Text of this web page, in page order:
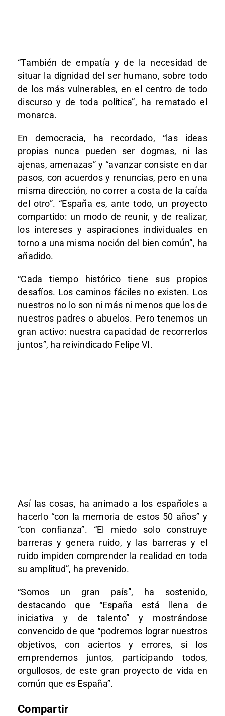
“También de empatía y de la necesidad de
situar la dignidad del ser humano, sobre todo
de los más vulnerables, en el centro de todo
discurso y de toda política”, ha rematado el
monarca.
En democracia, ha recordado, “las ideas
propias nunca pueden ser dogmas, ni las
ajenas, amenazas” y “avanzar consiste en dar
pasos, con acuerdos y renuncias, pero en una
misma dirección, no correr a costa de la caída
del otro”. “España es, ante todo, un proyecto
compartido: un modo de reunir, y de realizar,
los intereses y aspiraciones individuales en
torno a una misma noción del bien común”, ha
añadido.
“Cada tiempo histórico tiene sus propios
desafíos. Los caminos fáciles no existen. Los
nuestros no lo son ni más ni menos que los de
nuestros padres o abuelos. Pero tenemos un
gran activo: nuestra capacidad de recorrerlos
juntos”, ha reivindicado Felipe VI.
Así las cosas, ha animado a los españoles a
hacerlo “con la memoria de estos 50 años” y
“con confianza”. “El miedo solo construye
barreras y genera ruido, y las barreras y el
ruido impiden comprender la realidad en toda
su amplitud”, ha prevenido.
“Somos un gran país”, ha sostenido,
destacando que “España está llena de
iniciativa y de talento” y mostrándose
convencido de que “podremos lograr nuestros
objetivos, con aciertos y errores, si los
emprendemos juntos, participando todos,
orgullosos, de este gran proyecto de vida en
común que es España”.
Compartir